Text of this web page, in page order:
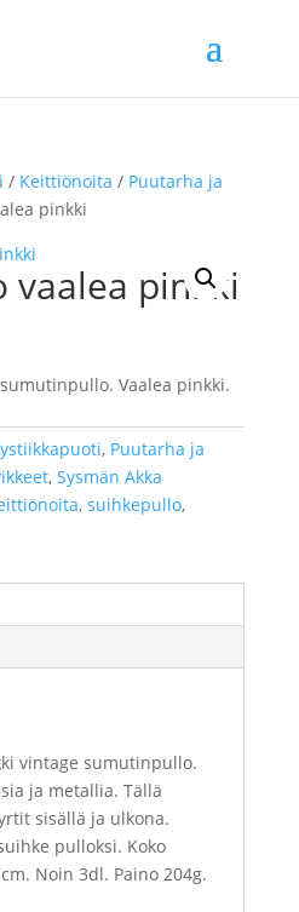
/ Keittiönoita / Puutarha ja
pinkki
vaalea pinkki
Vaalea pinkki.
, Puutarha ja
, Sysmän Akka
, suihkepullo,
vintage sumutinpullo.
ja metallia. Tällä
sisällä ja ulkona.
pulloksi. Koko
Noin 3dl. Paino 204g.